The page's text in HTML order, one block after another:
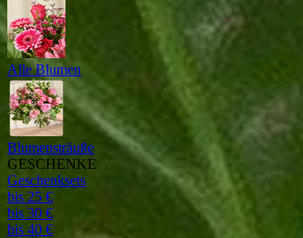
Alle Blumen
Blumensträuße
GESCHENKE
Geschenksets
bis 25 €
bis 30 €
bis 40 €